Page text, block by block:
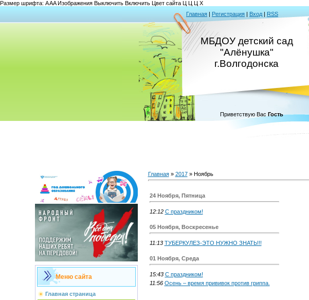
Размер шрифта: AAAИзображения Выключить Включить Цвет сайта Ц Ц Ц Х
Главная | Регистрация | Вход | RSS
МБДОУ детский сад
"Алёнушка"
г.Волгодонска
Приветствую Вас Гость
Меню сайта
Главная страница
Главная» 2017 » Ноябрь
24 Ноября, Пятница
12:12 С праздником!
05 Ноября, Воскресенье
11:13 ТУБЕРКУЛЕЗ-ЭТО НУЖНО ЗНАТЬ!!!
01 Ноября, Среда
15:43 С праздником!
11:56 Осень – время прививок против гриппа.